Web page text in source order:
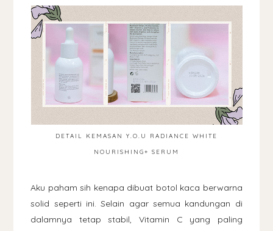
DETAIL KEMASAN Y.O.U RADIANCE WHITE
NOURISHING+ SERUM
Aku paham sih kenapa dibuat botol kaca berwarna
solid seperti ini. Selain agar semua kandungan di
dalamnya tetap stabil, Vitamin C yang paling